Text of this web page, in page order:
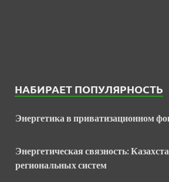
НАБИРАЕТ ПОПУЛЯРНОСТЬ
Энергетика в приватизационном
Энергетическая связность:
региональных систем